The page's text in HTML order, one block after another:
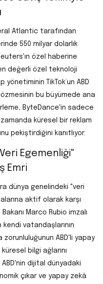
Atlantic tarafından
550 milyar dolarlık
özel haberine
değerli özel teknoloji
TikTok’un ABD
bu büyümede ana
ByteDance'in sadece
küresel bir reklam
pekiştirdiğini kanıtlıyor.
Egemenliği"
Emri
dünya genelindeki "veri
aktif olarak karşı
Bakanı Marco Rubio imzalı
vatandaşlarının
ABD'li yapay
bilgi ağlarını
ABD'nin dijital dünyadaki
çıkar ve yapay zekâ